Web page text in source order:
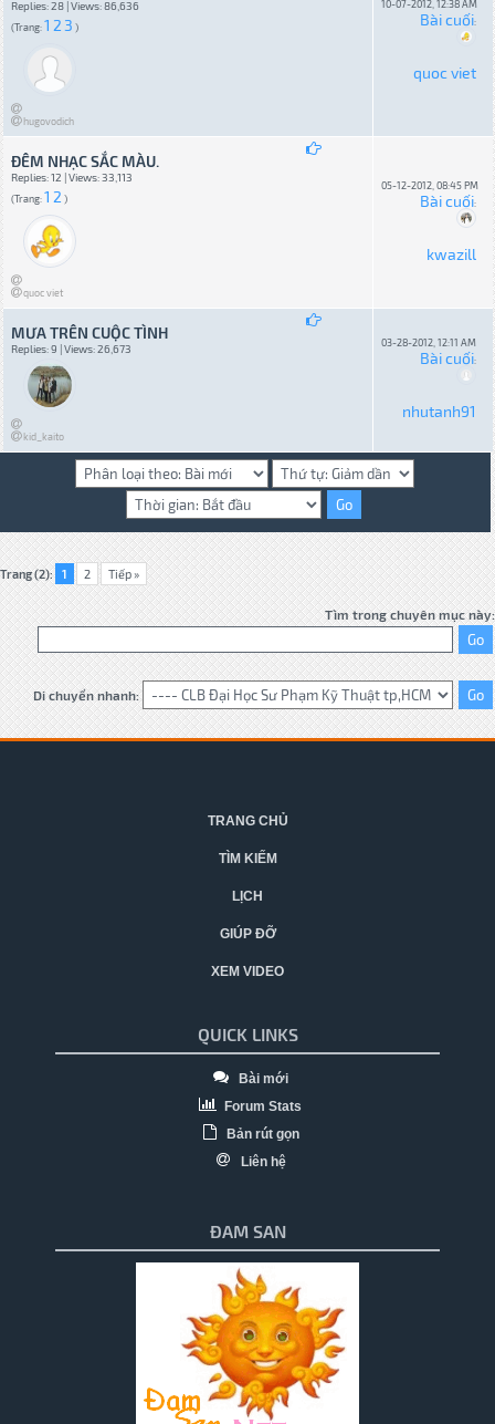
Replies: 28 | Views: 86,636
(Trang:1 2 3 )
hugovodich
10-07-2012, 12:38 AM
Bài cuối:
quoc viet
ĐÊM NHẠC SẮC MÀU.
Replies: 12 | Views: 33,113
(Trang:1 2 )
quoc viet
05-12-2012, 08:45 PM
Bài cuối:
kwazill
MƯA TRÊN CUỘC TÌNH
Replies: 9 | Views: 26,673
kid_kaito
03-28-2012, 12:11 AM
Bài cuối:
nhutanh91
Trang (2): 1 2 Tiếp »
Tìm trong chuyên mục này:
Di chuyển nhanh:
TRANG CHỦ
TÌM KIẾM
LỊCH
GIÚP ĐỠ
XEM VIDEO
QUICK LINKS
Bài mới
Forum Stats
Bản rút gọn
Liên hệ
ĐAM SAN